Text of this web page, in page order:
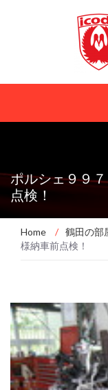
ポルシェ９９
点検！
Home / 鶴田の部
様納車前点検！